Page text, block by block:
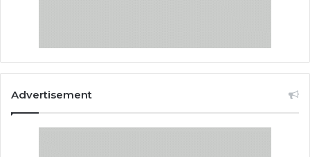
Advertisement